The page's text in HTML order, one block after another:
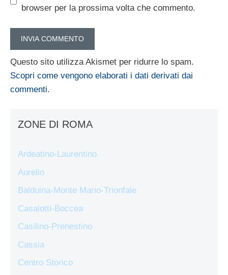
browser per la prossima volta che commento.
Questo sito utilizza Akismet per ridurre lo spam.
Scopri come vengono elaborati i dati derivati dai
commenti.
ZONE DI ROMA
Ardeatino-Laurentino
Aurelio
Balduina-Monte Mario-Trionfale
Casalotti-Boccea
Casilino-Prenestino
Cassia
Centro Storico